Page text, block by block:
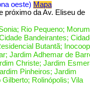
oeste) Mapa
próximo da Av. Eliseu de
Rio Pequeno;
Bandeirantes;
Butantã;
Jardim Adhemar de
Christe; Jardim
Pinheiros; Jardim
Rolinópolis; Vila